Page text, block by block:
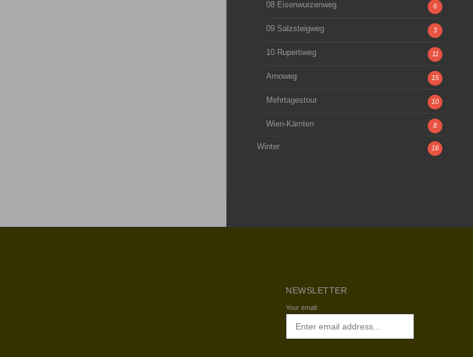
08 Eisenwurzenweg 6
09 Salzsteigweg 3
10 Rupertiweg 11
Arnoweg 15
Mehrtagestour 10
Wien-Kärnten 8
Winter 16
NEWSLETTER
Your email: